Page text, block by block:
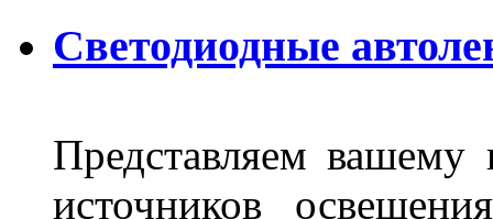
Светодиодные
Представляем
источников